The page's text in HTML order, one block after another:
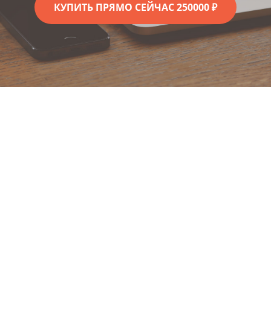
КУПИТЬ ПРЯМО СЕЙЧАС 250000 ₽